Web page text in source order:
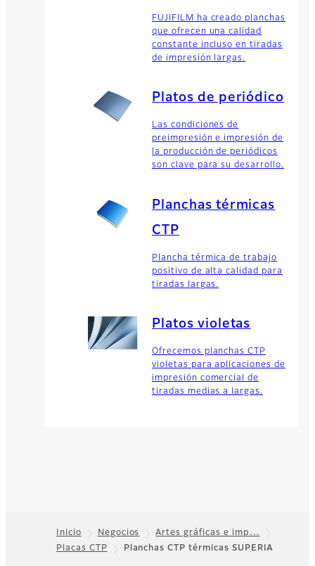
FUJIFILM ha creado planchas
que ofrecen una calidad
constante incluso en tiradas
de impresión largas.
Platos de periódico
Las condiciones de
preimpresión e impresión de
la producción de periódicos
son clave para su desarrollo.
Planchas térmicas
CTP
Plancha térmica de trabajo
positivo de alta calidad para
tiradas largas.
Platos violetas
Ofrecemos planchas CTP
violetas para aplicaciones de
impresión comercial de
tiradas medias a largas.
Footer
Inicio Negocios
Artes gráficas e imp…
Placas CTP
Planchas CTP térmicas SUPERIA